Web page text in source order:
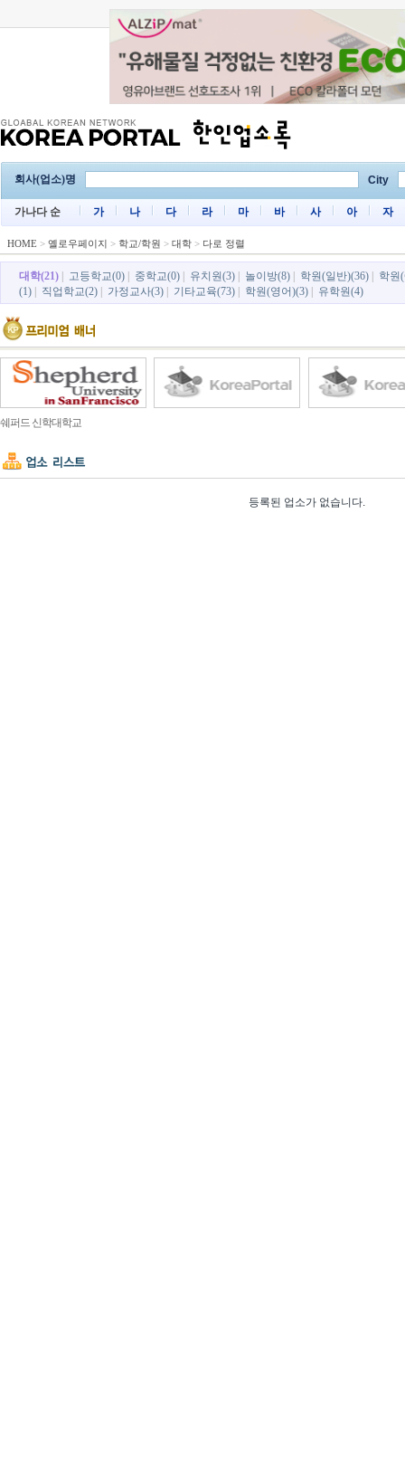
회사(업소)명 City
가나다 순 가 나 다 라 마 바 사 아 자
HOME > 옐로우페이지 > 학교/학원 > 대학 > 다로 정렬
대학(21) 고등학교(0) 중학교(0) 유치원(3) 놀이방(8) 학원(일반)(36)
학원
(1)
직업학교(2) 가정교사(3) 기타교육(73) 학원(영어)(3) 유학원(4)
쉐퍼드 신학대학교
등록된 업소가 없습니다.